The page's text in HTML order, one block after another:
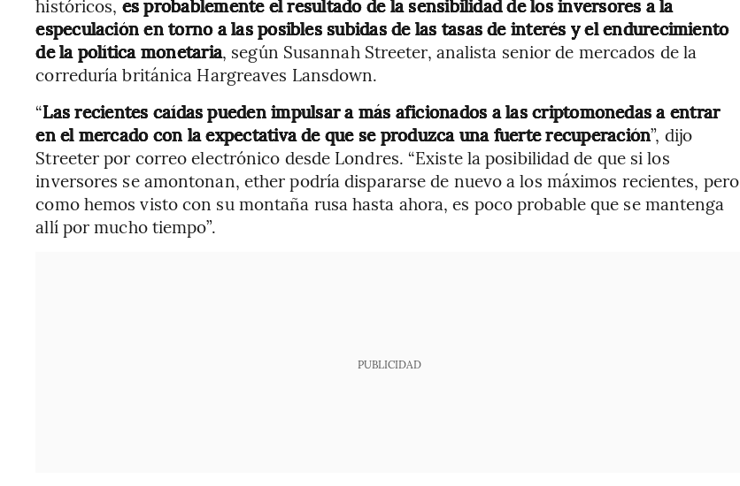
históricos, es probablemente el resultado de la sensibilidad de los inversores a la
especulación en torno a las posibles subidas de las tasas de interés y el endurecimiento
de la política monetaria, según Susannah Streeter, analista senior de mercados de la
correduría británica Hargreaves Lansdown.
“Las recientes caídas pueden impulsar a más aficionados a las criptomonedas a entrar
en el mercado con la expectativa de que se produzca una fuerte recuperación”, dijo
Streeter por correo electrónico desde Londres. “Existe la posibilidad de que si los
inversores se amontonan, ether podría dispararse de nuevo a los máximos recientes, pero
como hemos visto con su montaña rusa hasta ahora, es poco probable que se mantenga
allí por mucho tiempo”.
PUBLICIDAD